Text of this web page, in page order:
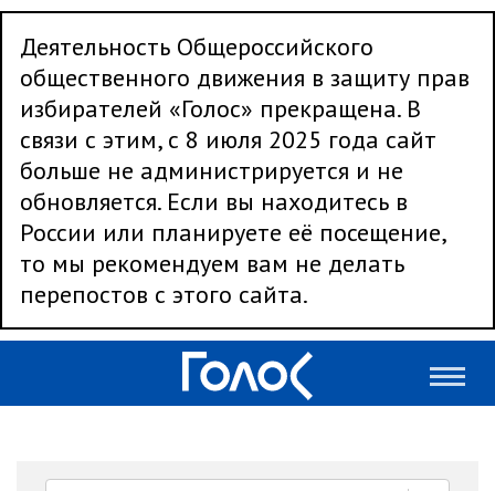
Деятельность Общероссийского
общественного движения в защиту прав
избирателей «Голос» прекращена. В
связи с этим, с 8 июля 2025 года сайт
больше не администрируется и не
обновляется. Если вы находитесь в
России или планируете её посещение,
то мы рекомендуем вам не делать
перепостов с этого сайта.